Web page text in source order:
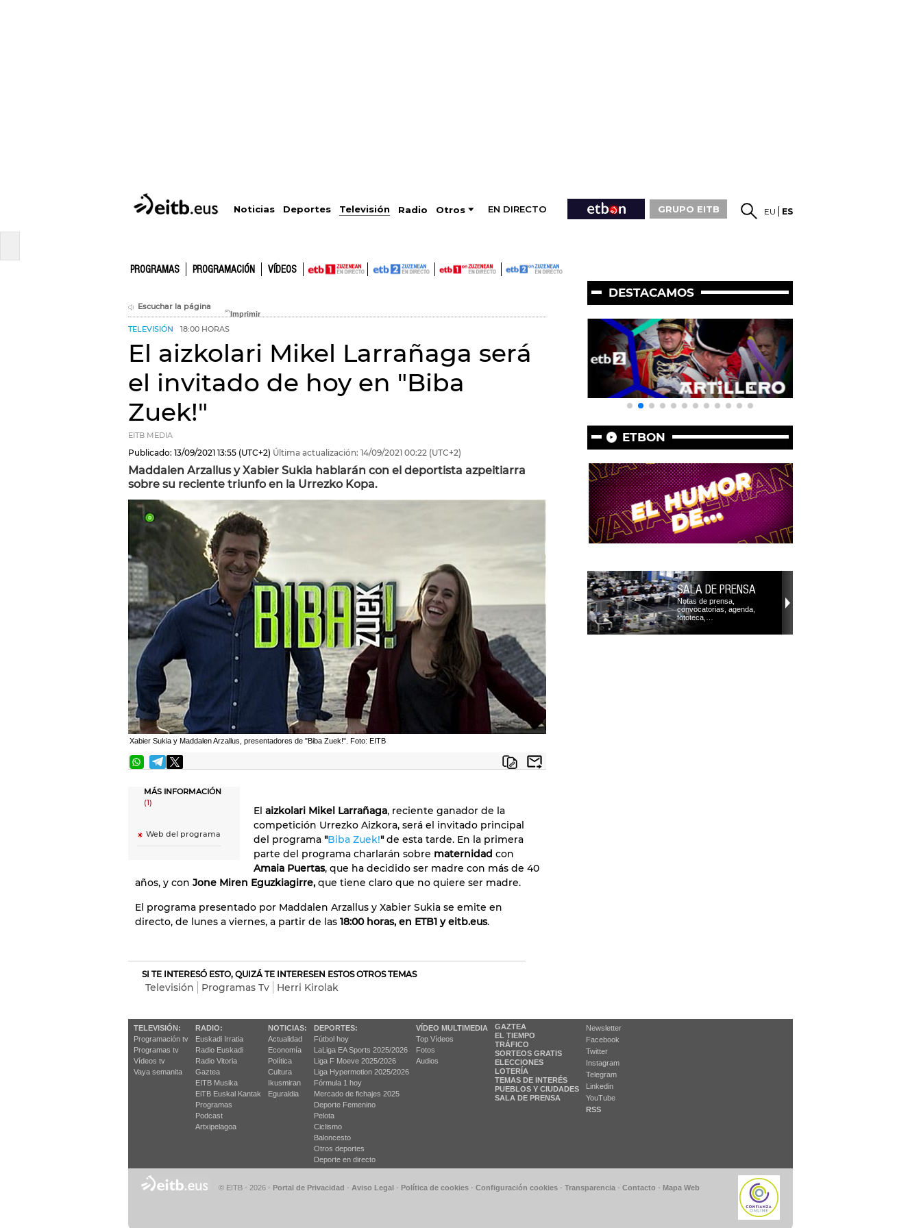
Noticias Deportes Televisión Radio Otros EN DIRECTO GRUPO EITB EU ES
PROGRAMAS PROGRAMACIÓN VÍDEOS
Escuchar la página
TELEVISIÓN 18:00 HORAS
El aizkolari Mikel Larrañaga será
el invitado de hoy en "Biba
Zuek!"
EITB MEDIA
Publicado: 13/09/2021 13:55 (UTC+2) Última actualización: 14/09/2021 00:22 (UTC+2)
Maddalen Arzallus y Xabier Sukia hablarán con el deportista azpeitiarra
sobre su reciente triunfo en la Urrezko Kopa.
Xabier Sukia y Maddalen Arzallus, presentadores de "Biba Zuek!". Foto: EITB
MÁS INFORMACIÓN
(1)
Web del programa
El aizkolari Mikel Larrañaga, reciente ganador de la
competición Urrezko Aizkora, será el invitado principal
del programa "Biba Zuek!"de esta tarde. En la primera
parte del programa charlarán sobre maternidad con
Amaia Puertas, que ha decidido ser madre con más de 40
años, y con Jone Miren Eguzkiagirre, que tiene claro que no quiere ser madre.
El programa presentado por Maddalen Arzallus y Xabier Sukia se emite en
directo, de lunes a viernes, a partir de las 18:00 horas, en ETB1 y eitb.eus.
SI TE INTERESÓ ESTO, QUIZÁ TE INTERESEN ESTOS OTROS TEMAS
Televisión Programas Tv Herri Kirolak
DESTACAMOS
ETBON
SALA DE PRENSA
Notas de prensa,
convocatorias, agenda,
fototeca,…
TELEVISIÓN:
Programación tv
Programas tv
Vídeos tv
Vaya semanita
RADIO:
Euskadi Irratia
Radio Euskadi
Radio Vitoria
Gaztea
EITB Musika
EiTB Euskal Kantak
Programas
Podcast
Artxipelagoa
NOTICIAS:
Actualidad
Economía
Política
Cultura
Ikusmiran
Eguraldia
DEPORTES:
Fútbol hoy
LaLiga EA Sports 2025/2026
Liga F Moeve 2025/2026
Liga Hypermotion 2025/2026
Fórmula 1 hoy
Mercado de fichajes 2025
Deporte Femenino
Pelota
Ciclismo
Baloncesto
Otros deportes
Deporte en directo
VÍDEO MULTIMEDIA
Top Vídeos
Fotos
Audios
GAZTEA
EL TIEMPO
TRÁFICO
SORTEOS GRATIS
ELECCIONES
LOTERÍA
TEMAS DE INTERÉS
PUEBLOS Y CIUDADES
SALA DE PRENSA
Newsletter
Facebook
Twitter
Instagram
Telegram
Linkedin
YouTube
RSS
© EITB - 2026 - Portal de Privacidad - Aviso Legal - Política de cookies - Configuración cookies - Transparencia - Contacto - Mapa Web